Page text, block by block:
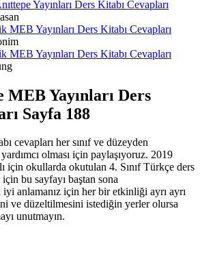
Yayınları Ders Kitabı Cevapları
MEB Yayınları Ders Kitabı Cevapları
MEB Yayınları Ders Kitabı Cevapları
MEB Yayınları Ders
Sayfa 188
cevapları her sınıf ve düzeyden
olması için paylaşıyoruz. 2019
için okullarda okutulan 4. Sınıf Türkçe ders
bu sayfayı baştan sona
anlamanız için her bir etkinliği ayrı ayrı
ve düzeltilmesini istediğin yerler olursa
unutmayın.